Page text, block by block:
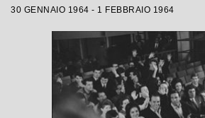
30 GENNAIO 1964 - 1 FEBBRAIO 1964